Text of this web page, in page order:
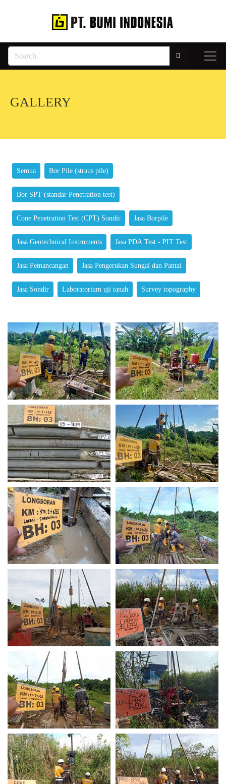
GALLERY
Semua Bor Pile (straus pile)
Bor SPT (standar Penetration test)
Cone Penetration Test (CPT) Sondir Jasa Borpile
Jasa Geotechnical Instruments Jasa PDA Test - PIT Test
Jasa Pemancangan Jasa Pengerukan Sungai dan Pantai
Jasa Sondir Laboratorium uji tanah Survey topography